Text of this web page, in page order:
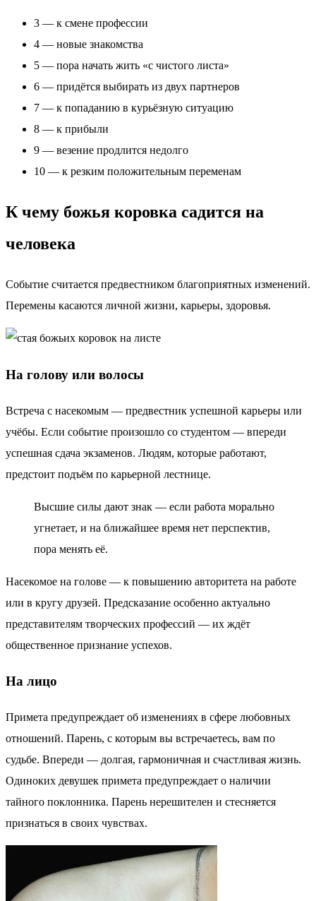
3 — к смене профессии
4 — новые знакомства
5 — пора начать жить «с чистого листа»
6 — придётся выбирать из двух партнеров
7 — к попаданию в курьёзную ситуацию
8 — к прибыли
9 — везение продлится недолго
10 — к резким положительным переменам
К чему божья коровка садится на
человека
Событие считается предвестником благоприятных изменений.
Перемены касаются личной жизни, карьеры, здоровья.
На голову или волосы
Встреча с насекомым — предвестник успешной карьеры или
учёбы. Если событие произошло со студентом — впереди
успешная сдача экзаменов. Людям, которые работают,
предстоит подъём по карьерной лестнице.
Высшие силы дают знак — если работа морально
угнетает, и на ближайшее время нет перспектив,
пора менять её.
Насекомое на голове — к повышению авторитета на работе
или в кругу друзей. Предсказание особенно актуально
представителям творческих профессий — их ждёт
общественное признание успехов.
На лицо
Примета предупреждает об изменениях в сфере любовных
отношений. Парень, с которым вы встречаетесь, вам по
судьбе. Впереди — долгая, гармоничная и счастливая жизнь.
Одиноких девушек примета предупреждает о наличии
тайного поклонника. Парень нерешителен и стесняется
признаться в своих чувствах.